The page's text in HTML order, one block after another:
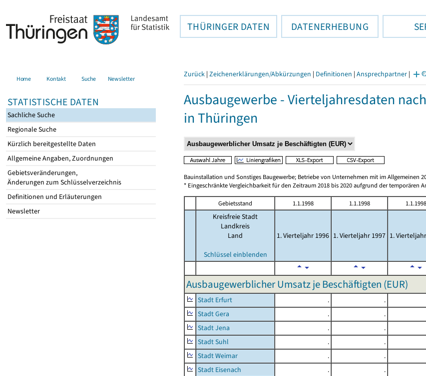
THÜRINGER DATEN DATENERHEBUNG
Home Kontakt Suche Newsletter
STATISTISCHE DATEN
Sachliche Suche
Regionale Suche
Kürzlich bereitgestellte Daten
Allgemeine Angaben, Zuordnungen
Gebietsveränderungen,
Änderungen zum Schlüsselverzeichnis
Definitionen und Erläuterungen
Newsletter
Zurück | Zeichenerklärungen/Abkürzungen | Definitionen | Ansprechpartner |
Ausbaugewerbe - Vierteljahresdaten
in Thüringen
Bauinstallation und Sonstiges Baugewerbe; Betriebe von Unternehmen mit im Allgemeinen
* Eingeschränkte Vergleichbarkeit für den Zeitraum 2018 bis 2020 aufgrund der temporären
Gebietsstand 1.1.1998 1.1.1998 1.1.1998
Kreisfreie Stadt
Landkreis
Land
Schlüssel einblenden
1. Vierteljahr 1996 1. Vierteljahr 1997 1.
Ausbaugewerblicher Umsatz je Beschäftigten (EUR)
Stadt Erfurt . .
Stadt Gera
. .
Stadt Jena
. .
Stadt Suhl
. .
Stadt Weimar
. .
Stadt Eisenach
. .